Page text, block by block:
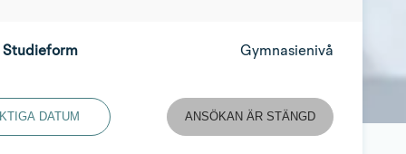
Studieform Gymnasienivå
DATUM ANSÖKAN ÄR STÄNGD